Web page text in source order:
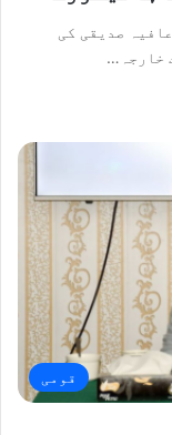
صدیقی کی
خارجہ…
قومی